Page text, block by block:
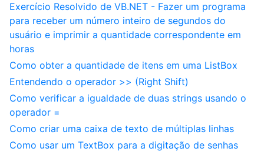
Exercício Resolvido de VB.NET - Fazer um programa
para receber um número inteiro de segundos do
usuário e imprimir a quantidade correspondente em
horas
Como obter a quantidade de itens em uma ListBox
Entendendo o operador >> (Right Shift)
Como verificar a igualdade de duas strings usando o
operador =
Como criar uma caixa de texto de múltiplas linhas
Como usar um TextBox para a digitação de senhas